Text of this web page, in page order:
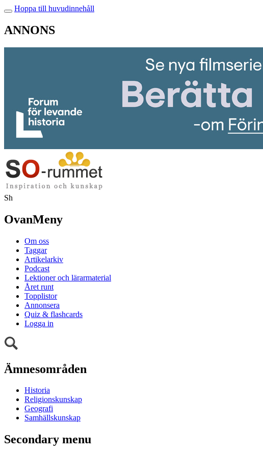
Hoppa till huvudinnehåll
ANNONS
Sh
OvanMeny
Om oss
Taggar
Artikelarkiv
Podcast
Lektioner och lärarmaterial
Året runt
Topplistor
Annonsera
Quiz & flashcards
Logga in
Ämnesområden
Historia
Religionskunskap
Geografi
Samhällskunskap
Secondary menu